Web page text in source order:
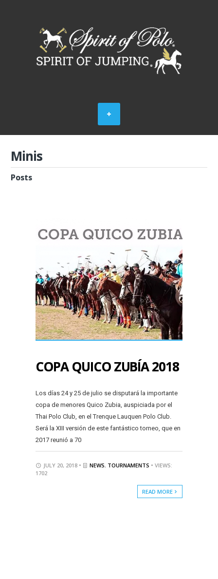
Minis
Posts
COPA QUICO ZUBÍA 2018
Los días 24 y 25 de julio se disputará la importante
copa de menores Quico Zubia, auspiciada por el
Thai Polo Club, en el Trenque Lauquen Polo Club.
Será la XIII versión de este fantástico torneo, que en
2017 reunió a 70
JULY 20, 2018 • NEWS, TOURNAMENTS • VIEWS:
1702
READ MORE